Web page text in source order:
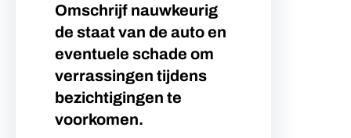
Omschrijf nauwkeurig
de staat van de auto en
eventuele schade om
verrassingen tijdens
bezichtigingen te
voorkomen.